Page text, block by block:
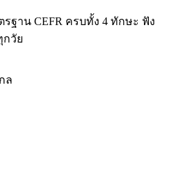
ฐาน CEFR ครบทั้ง 4 ทักษะ ฟัง
กวัย
ล